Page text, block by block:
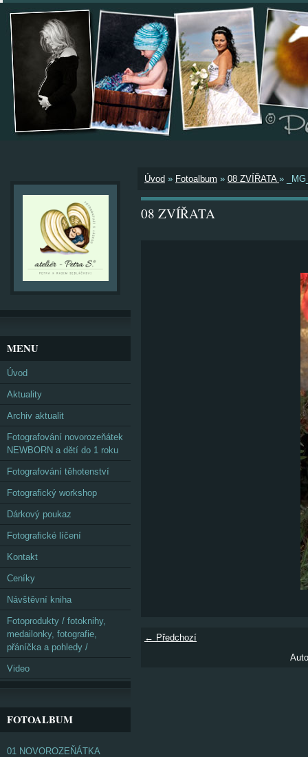
Úvod » Fotoalbum » 08 ZVÍŘATA »
08 ZVÍŘATA
← Předchozí
MENU
Úvod
Aktuality
Archiv aktualit
Fotografování novorozeňátek
NEWBORN a dětí do 1 roku
Fotografování těhotenství
Fotografický workshop
Dárkový poukaz
Fotografické líčení
Kontakt
Ceníky
Návštěvní kniha
Fotoprodukty / fotoknihy,
medailonky, fotografie,
přáníčka a pohledy /
Video
FOTOALBUM
01 NOVOROZEŇÁTKA